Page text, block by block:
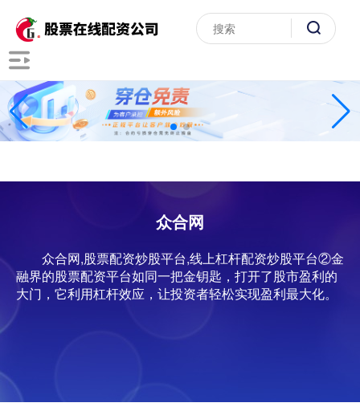
众合网
众合网,股票配资炒股平台,线上杠杆配资炒股平台②金
融界的股票配资平台如同一把金钥匙，打开了股市盈利的
大门，它利用杠杆效应，让投资者轻松实现盈利最大化。